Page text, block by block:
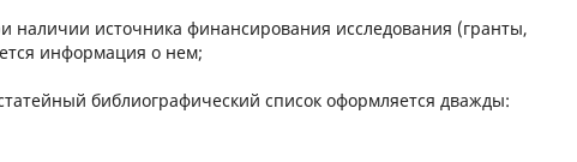
наличии источника финансирования исследования (гранты,
информация о нем;
библиографический список оформляется дважды: